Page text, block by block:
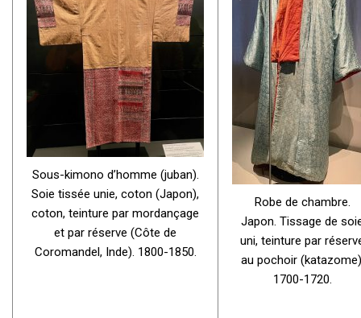
Sous-kimono d’homme (juban).
Soie tissée unie, coton (Japon),
coton, teinture par mordançage
et par réserve (Côte de
Coromandel, Inde). 1800-1850.
Robe de chambre.
Japon. Tissage de
uni, teinture par
au pochoir
1700-1720.